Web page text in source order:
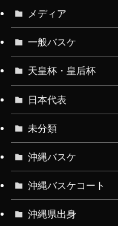
メディア
一般バスケ
天皇杯・皇后杯
日本代表
未分類
沖縄バスケ
沖縄バスケコート
沖縄県出身